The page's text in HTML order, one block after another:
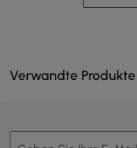
Verwandte Produkte